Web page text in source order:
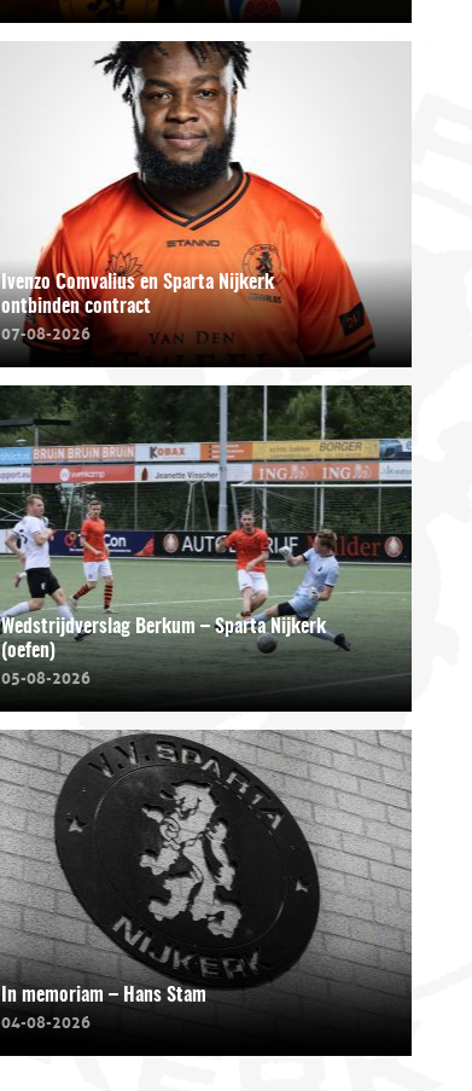
Ivenzo Comvalius en Sparta Nijkerk
ontbinden contract
07-08-2026
Wedstrijdverslag Berkum – Sparta Nijkerk
(oefen)
05-08-2026
In memoriam – Hans Stam
04-08-2026